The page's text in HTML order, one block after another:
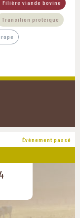
Filière viande bovine
Transition protéique
Événement passé